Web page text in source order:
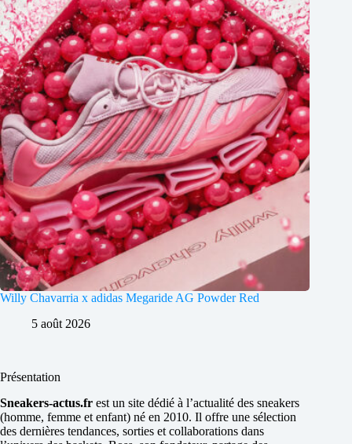
Willy Chavarria x adidas Megaride AG Powder Red
5 août 2026
Présentation
Sneakers-actus.fr est un site dédié à l’actualité des sneakers
(homme, femme et enfant) né en 2010. Il offre une sélection
des dernières tendances, sorties et collaborations dans